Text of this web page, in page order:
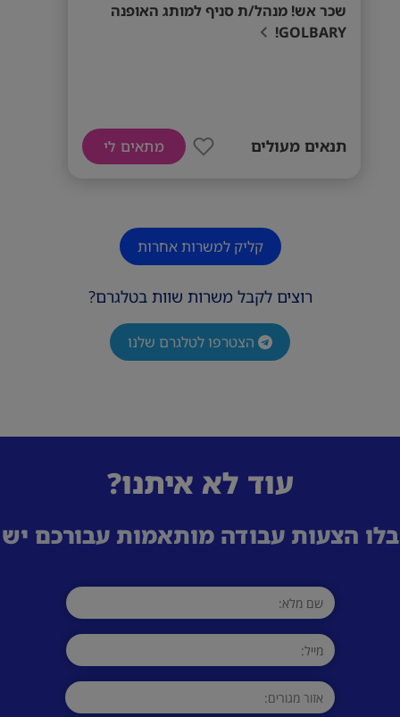
שכר אש! מנהל/ת סניף למותג האופנה
GOLBARY!
תנאים מעולים מתאים לי
קליק למשרות אחרות
רוצים לקבל משרות שוות בטלגרם?
הצטרפו לטלגרם שלנו
עוד לא איתנו?
הצעות עבודה מותאמות עבורכם